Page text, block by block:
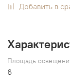
Добавить в
Площадь
6